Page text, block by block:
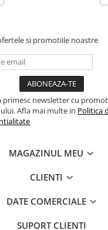
si promotiile noastre
primesc newsletter cu
Afla mai multe in Politica
MAGAZINUL MEU
CLIENTI
DATE COMERCIALE
SUPORT CLIENTI